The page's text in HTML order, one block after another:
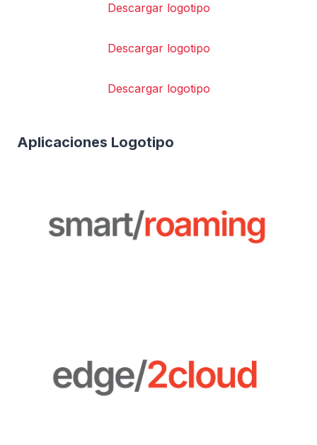
Descargar logotipo
Descargar logotipo
Descargar logotipo
Aplicaciones Logotipo